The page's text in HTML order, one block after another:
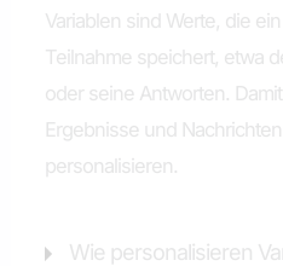
Variablen sind Werte, die
Teilnahme speichert, etwa
oder seine Antworten.
Ergebnisse und
personalisieren.
Wie personalisieren